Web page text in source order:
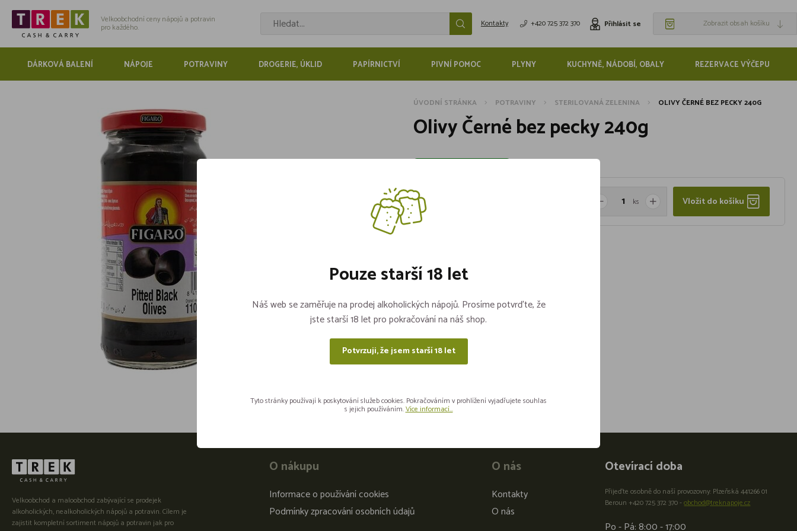
Velkoobchodní ceny nápojů a potravin
pro každého. Kontakty +420 725 372 370 Přihlásit se Zobrazit obsah košíku
DÁRKOVÁ BALENÍ NÁPOJE POTRAVINY DROGERIE, ÚKLID PAPÍRNICTVÍ PIVNÍ POMOC PLYNY KUCHYNĚ, NÁDOBÍ, OBALY REZERVACE VÝČEPU
ÚVODNÍ STRÁNKA POTRAVINY STERILOVANÁ ZELENINA OLIVY ČERNÉ BEZ PECKY 240G
Olivy Černé bez pecky 240g
34,90 ks Vložit do košíku
Sdílejte na sítích
Velkoobchod a maloobchod zabývající se prodejek
alkoholických, nealkoholických nápojů a potravin. Cílem je
zajistit kompletní sortiment nápojů a potravin jak pro
O nákupu
Informace o používání cookies
Podmínky zpracování osobních údajů
O nás
Kontakty
O nás
Otevírací doba
Přijeďte osobně do naší provozovny: Plzeňská 441266 01
Beroun +420 725 372 370 -obchod@treknapoje.cz
Po - Pá: 8:00 - 17:00
Pouze starší 18 let
Náš web se zaměřuje na prodej alkoholických nápojů. Prosíme potvrďte, že
jste starší 18 let pro pokračování na náš shop.
Potvrzuji, že jsem starší 18 let
Tyto stránky používají k poskytování služeb cookies. Pokračováním v prohlížení vyjadřujete souhlas
s jejich používáním.Více informací...